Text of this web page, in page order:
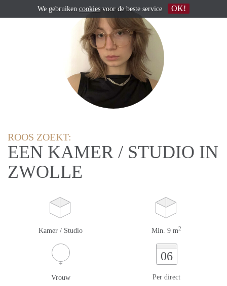
ROOS ZOEKT:
EEN KAMER / STUDIO IN
ZWOLLE
Kamer / Studio Min. 9 m2
Vrouw
06
Per direct
We gebruiken cookies voor de beste service OK!